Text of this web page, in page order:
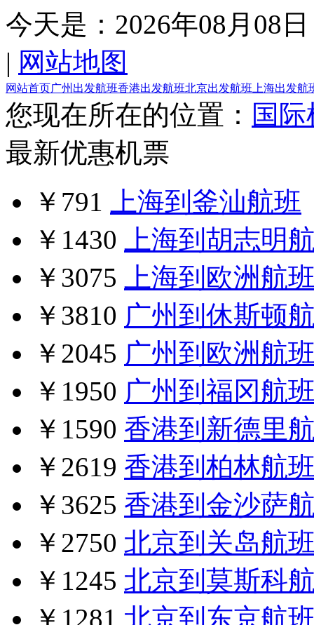
今天是： 2026年08月08日
| 网站地图
网站首页广州出发航班香港出发航班北京出发航班 上海出发航
您现在所在的位置： 国
最新优惠机票
￥791
上海到釜汕航班
￥1430
上海到胡志明
￥3075
上海到欧洲航
￥3810 广州到休斯顿
￥2045 广州到欧洲航
￥1950 广州到福冈航
￥1590 香港到新德里
￥2619 香港到柏林航
￥3625 香港到金沙萨
￥2750 北京到关岛航
￥1245 北京到莫斯科
￥1281 北京到东京航